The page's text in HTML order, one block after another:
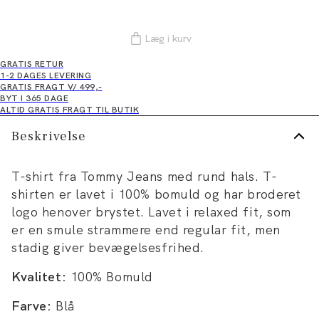
Læg i kurv
GRATIS RETUR
1-2 DAGES LEVERING
GRATIS FRAGT V/ 499,-
BYT I 365 DAGE
ALTID GRATIS FRAGT TIL BUTIK
Beskrivelse
T-shirt fra Tommy Jeans med rund hals. T-
shirten er lavet i 100% bomuld og har broderet
logo henover brystet. Lavet i relaxed fit, som
er en smule strammere end regular fit, men
stadig giver bevægelsesfrihed.
Kvalitet: 100% Bomuld
Farve: Blå